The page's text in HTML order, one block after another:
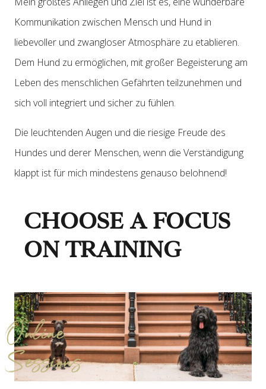
Kommunikation zwischen Mensch und Hund in
liebevoller und zwangloser Atmosphäre zu etablieren.
Dem Hund zu ermöglichen, mit großer Begeisterung am
Leben des menschlichen Gefährten teilzunehmen und
sich voll integriert und sicher zu fühlen.
Die leuchtenden Augen und die riesige Freude des
Hundes und derer Menschen, wenn die Verständigung
klappt ist für mich mindestens genauso belohnend!
CHOOSE A FOCUS
ON TRAINING
Online
Sessions